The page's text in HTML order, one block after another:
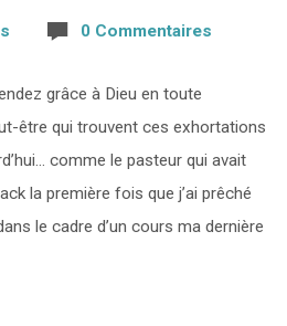
0 Commentaires
grâce à Dieu en toute
être qui trouvent ces exhortations
comme le pasteur qui avait
la première fois que j’ai prêché
le cadre d’un cours ma dernière